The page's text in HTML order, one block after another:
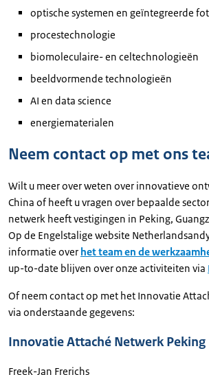
optische systemen en geïntegreerde
procestechnologie
biomoleculaire- en celtechnologieën
beeldvormende technologieën
AI en data science
energiematerialen
Neem contact op met ons
Wilt u meer over weten over innovatieve
China of heeft u vragen over bepaalde
netwerk heeft vestigingen in Peking,
Op de Engelstalige website
informatie over het team en de
up-to-date blijven over onze activiteiten via
Of neem contact op met het Innovatie
via onderstaande gegevens:
Innovatie Attaché Netwerk Peking
Freek-Jan Frerichs